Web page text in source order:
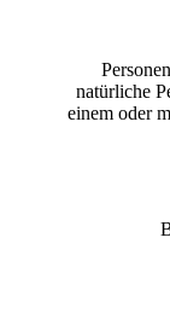
natürliche
einem oder